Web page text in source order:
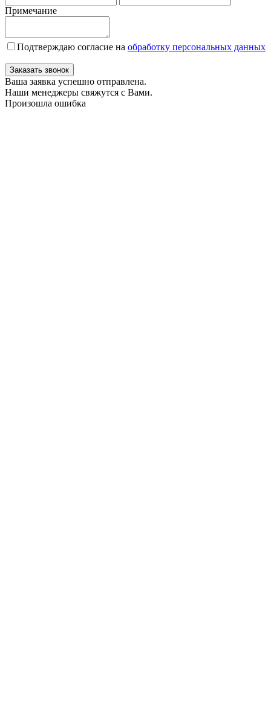
Примечание
Подтверждаю согласие на обработку персональных данных
Заказать звонок
Ваша заявка успешно отправлена.
Наши менеджеры свяжутся с Вами.
Произошла ошибка